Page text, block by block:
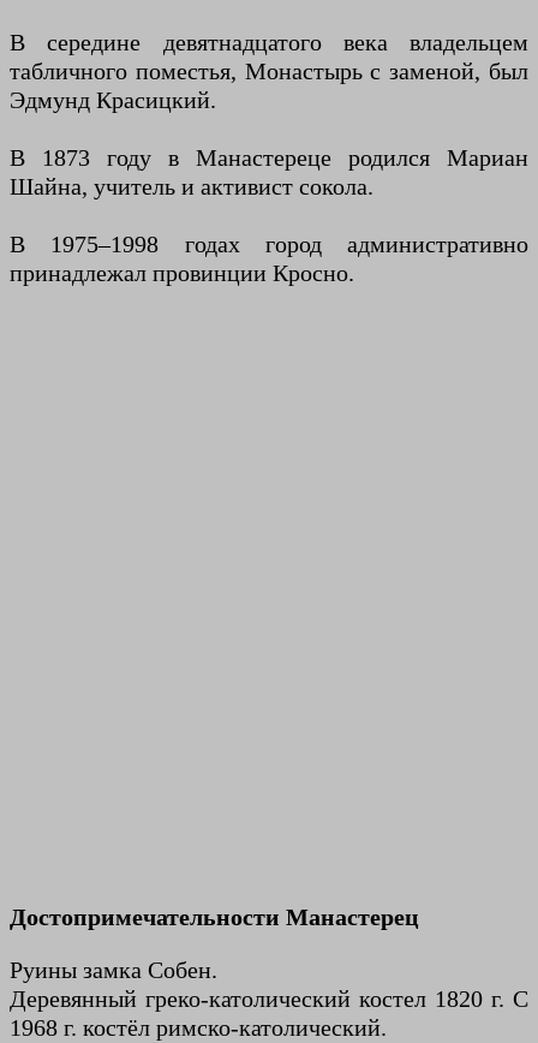
В середине девятнадцатого века владельцем
табличного поместья, Монастырь с заменой, был
Эдмунд Красицкий.
В 1873 году в Манастереце родился Мариан
Шайна, учитель и активист сокола.
В 1975–1998 годах город административно
принадлежал провинции Кросно.
Достопримечательности Манастерец
Руины замка Собен.
Деревянный греко-католический костел 1820 г. С
1968 г. костёл римско-католический.